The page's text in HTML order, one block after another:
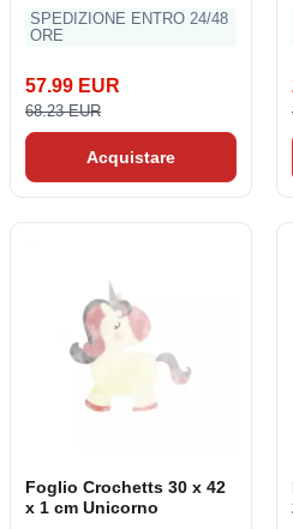
SPEDIZIONE ENTRO 24/48
ORE
57.99 EUR
68.23 EUR
Acquistare
Foglio Crochetts 30 x 42
x 1 cm Unicorno